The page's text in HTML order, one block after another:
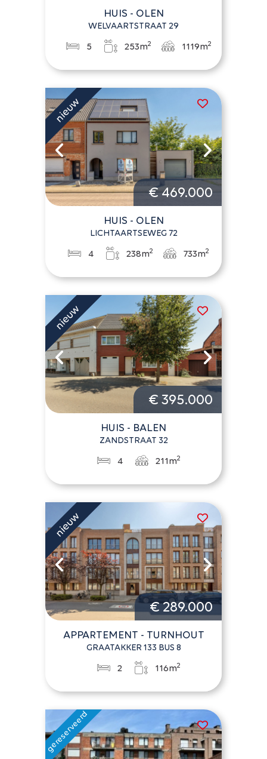
HUIS - OLEN
WELVAARTSTRAAT 29
5 253m2 1119m2
€ 469.000
HUIS - OLEN
LICHTAARTSEWEG 72
4 238m2 733m2
€ 395.000
HUIS - BALEN
ZANDSTRAAT 32
4 211m2
€ 289.000
APPARTEMENT - TURNHOUT
GRAATAKKER 133 BUS 8
2 116m2